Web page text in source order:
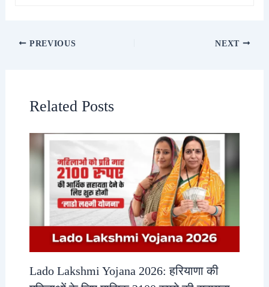
PREVIOUS NEXT
Related Posts
Lado Lakshmi Yojana 2026: हरियाणा की